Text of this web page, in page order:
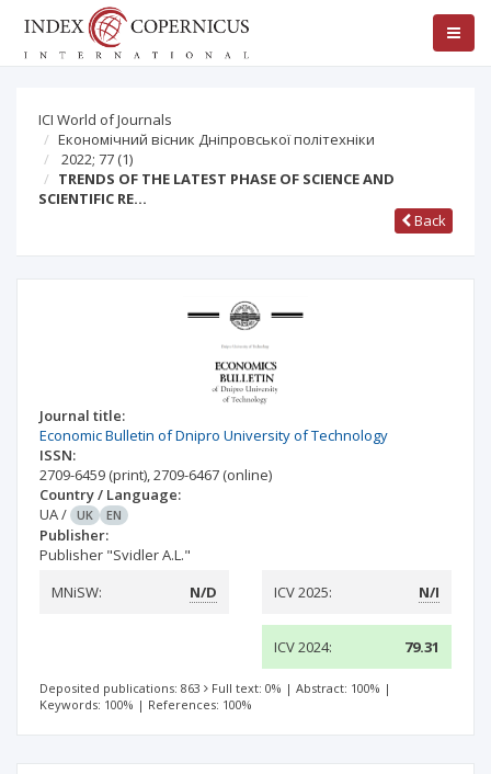
ICI World of Journals
Економічний вісник Дніпровської політехніки
2022; 77 (1)
TRENDS OF THE LATEST PHASE OF SCIENCE AND
SCIENTIFIC RE…
Back
Journal title:
Economic Bulletin of Dnipro University of Technology
ISSN:
2709-6459 (print),2709-6467 (online)
Country / Language:
UA/ UK EN
Publisher:
Publisher "Svidler A.L."
MNiSW:
N/D ICV 2025: N/I
ICV 2024: 79.31
Deposited publications: 863 Full text: 0% | Abstract: 100% |
Keywords: 100% | References: 100%